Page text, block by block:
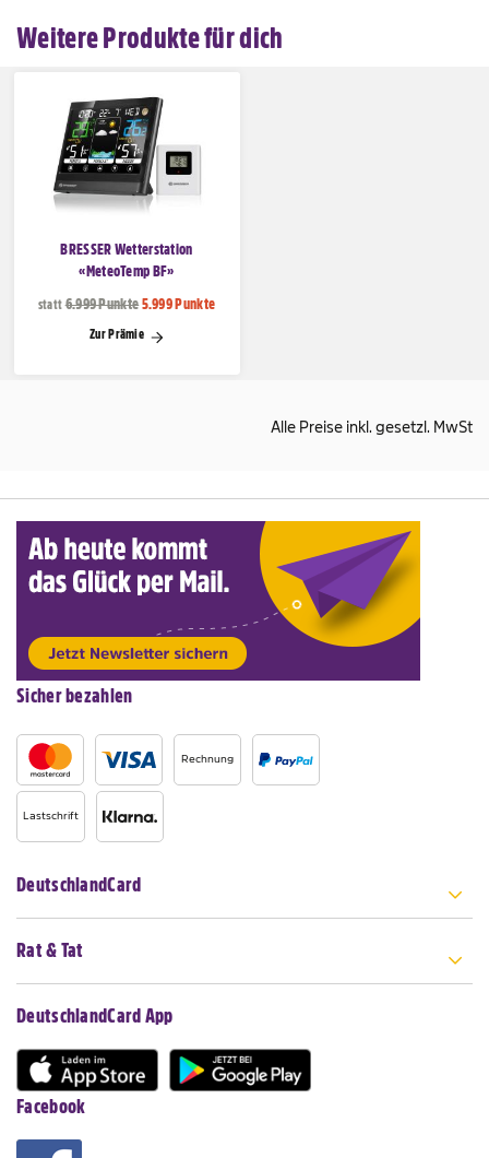
Weitere Produkte für dich
BRESSER Wetterstation
«MeteoTemp BF»
statt 6.999 Punkte5.999 Punkte
Zur Prämie
Alle Preise inkl. gesetzl. MwSt
Sicher bezahlen
Rechnung
Lastschrift
DeutschlandCard
Rat & Tat
DeutschlandCard App
Facebook